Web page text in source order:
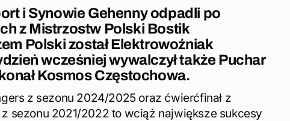
i Synowie Gehenny odpadli po
z Mistrzostw Polski Bostik
Polski został Elektrowoźniak
wcześniej wywalczył także Puchar
Kosmos Częstochowa.
z sezonu 2024/2025 oraz ćwierćfinał z
z sezonu 2021/2022 to wciąż największe sukcesy